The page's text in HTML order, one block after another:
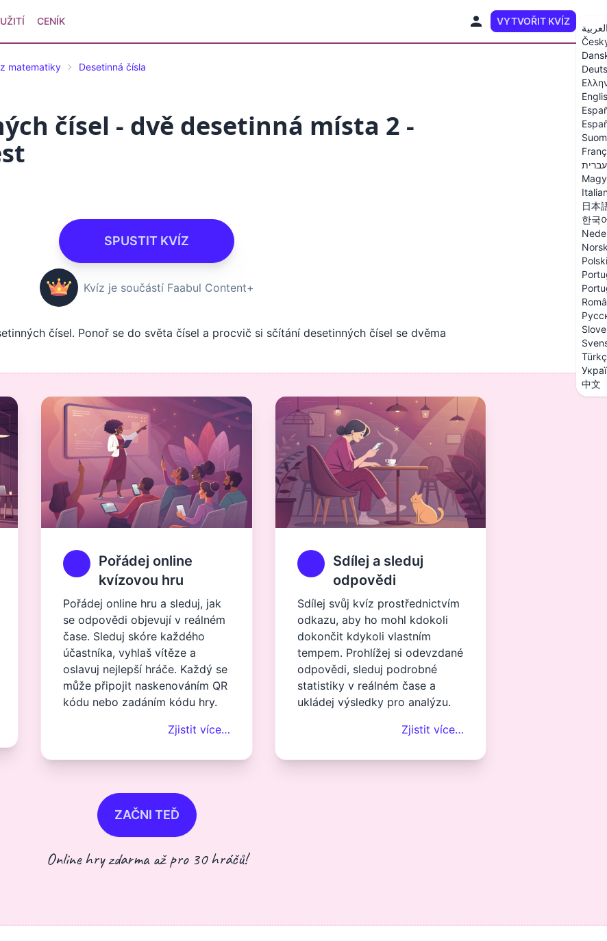
CENÍK VYTVOŘIT KVÍZ
עברית
日本
한국
Polski
中文
matematiky Desetinná čísla
čísel - dvě desetinná místa 2 -
SPUSTIT KVÍZ
Kvíz je součástí Faabul Content+
čísel. Ponoř se do světa čísel a procvič si sčítání desetinných čísel se dvěma
Pořádej online
kvízovou hru
Pořádej online hru a sleduj, jak
se odpovědi objevují v reálném
čase. Sleduj skóre každého
účastníka, vyhlaš vítěze a
oslavuj nejlepší hráče. Každý se
může připojit naskenováním QR
kódu nebo zadáním kódu hry.
Zjistit více…
Sdílej a sleduj
odpovědi
Sdílej svůj kvíz prostřednictvím
odkazu, aby ho mohl kdokoli
dokončit kdykoli vlastním
tempem. Prohlížej si odevzdané
odpovědi, sleduj podrobné
statistiky v reálném čase a
ukládej výsledky pro analýzu.
Zjistit více…
ZAČNI TEĎ
Online hry zdarma až pro 30 hráčů!